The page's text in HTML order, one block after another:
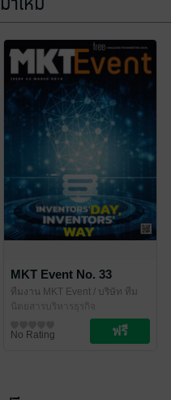
MKT Event No. 33
ทีมงาน MKT Event / บริษัท ทีม
ไทเกอร์ส จำกัด
นิตยสารบริหารธุรกิจ
No Rating